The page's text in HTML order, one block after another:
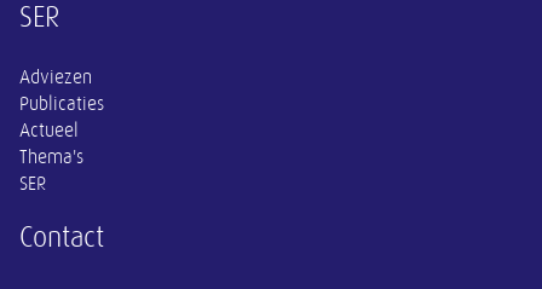
Overige informatie
SER
Adviezen
Publicaties
Actueel
Thema's
SER
Contact